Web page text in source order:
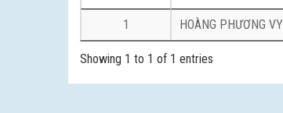
1 HOÀNG PHƯƠNG VY
Showing 1 to 1 of 1 entries